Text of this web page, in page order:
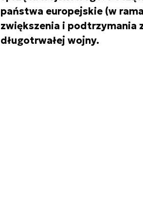
państwa europejskie (w
zwiększenia i podtrzymania
długotrwałej wojny.